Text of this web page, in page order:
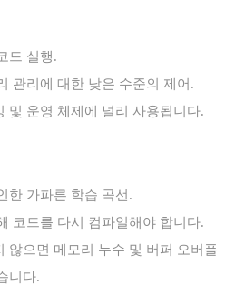
드 실행.
관리에 대한 낮은 수준의 제어.
및 운영 체제에 널리 사용됩니다.
한 가파른 학습 곡선.
코드를 다시 컴파일해야 합니다.
않으면 메모리 누수 및 버퍼 오버플
니다.